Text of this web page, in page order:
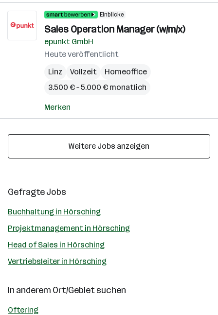
Einblicke
Sales Operation Manager (w/m/x)
epunkt GmbH
Heute veröffentlicht
Linz
Vollzeit
Homeoffice
3.500 € – 5.000 € monatlich
Merken
Weitere Jobs anzeigen
Gefragte Jobs
Buchhaltung in Hörsching
Projektmanagement in Hörsching
Head of Sales in Hörsching
Vertriebsleiter in Hörsching
In anderem Ort/Gebiet suchen
Oftering